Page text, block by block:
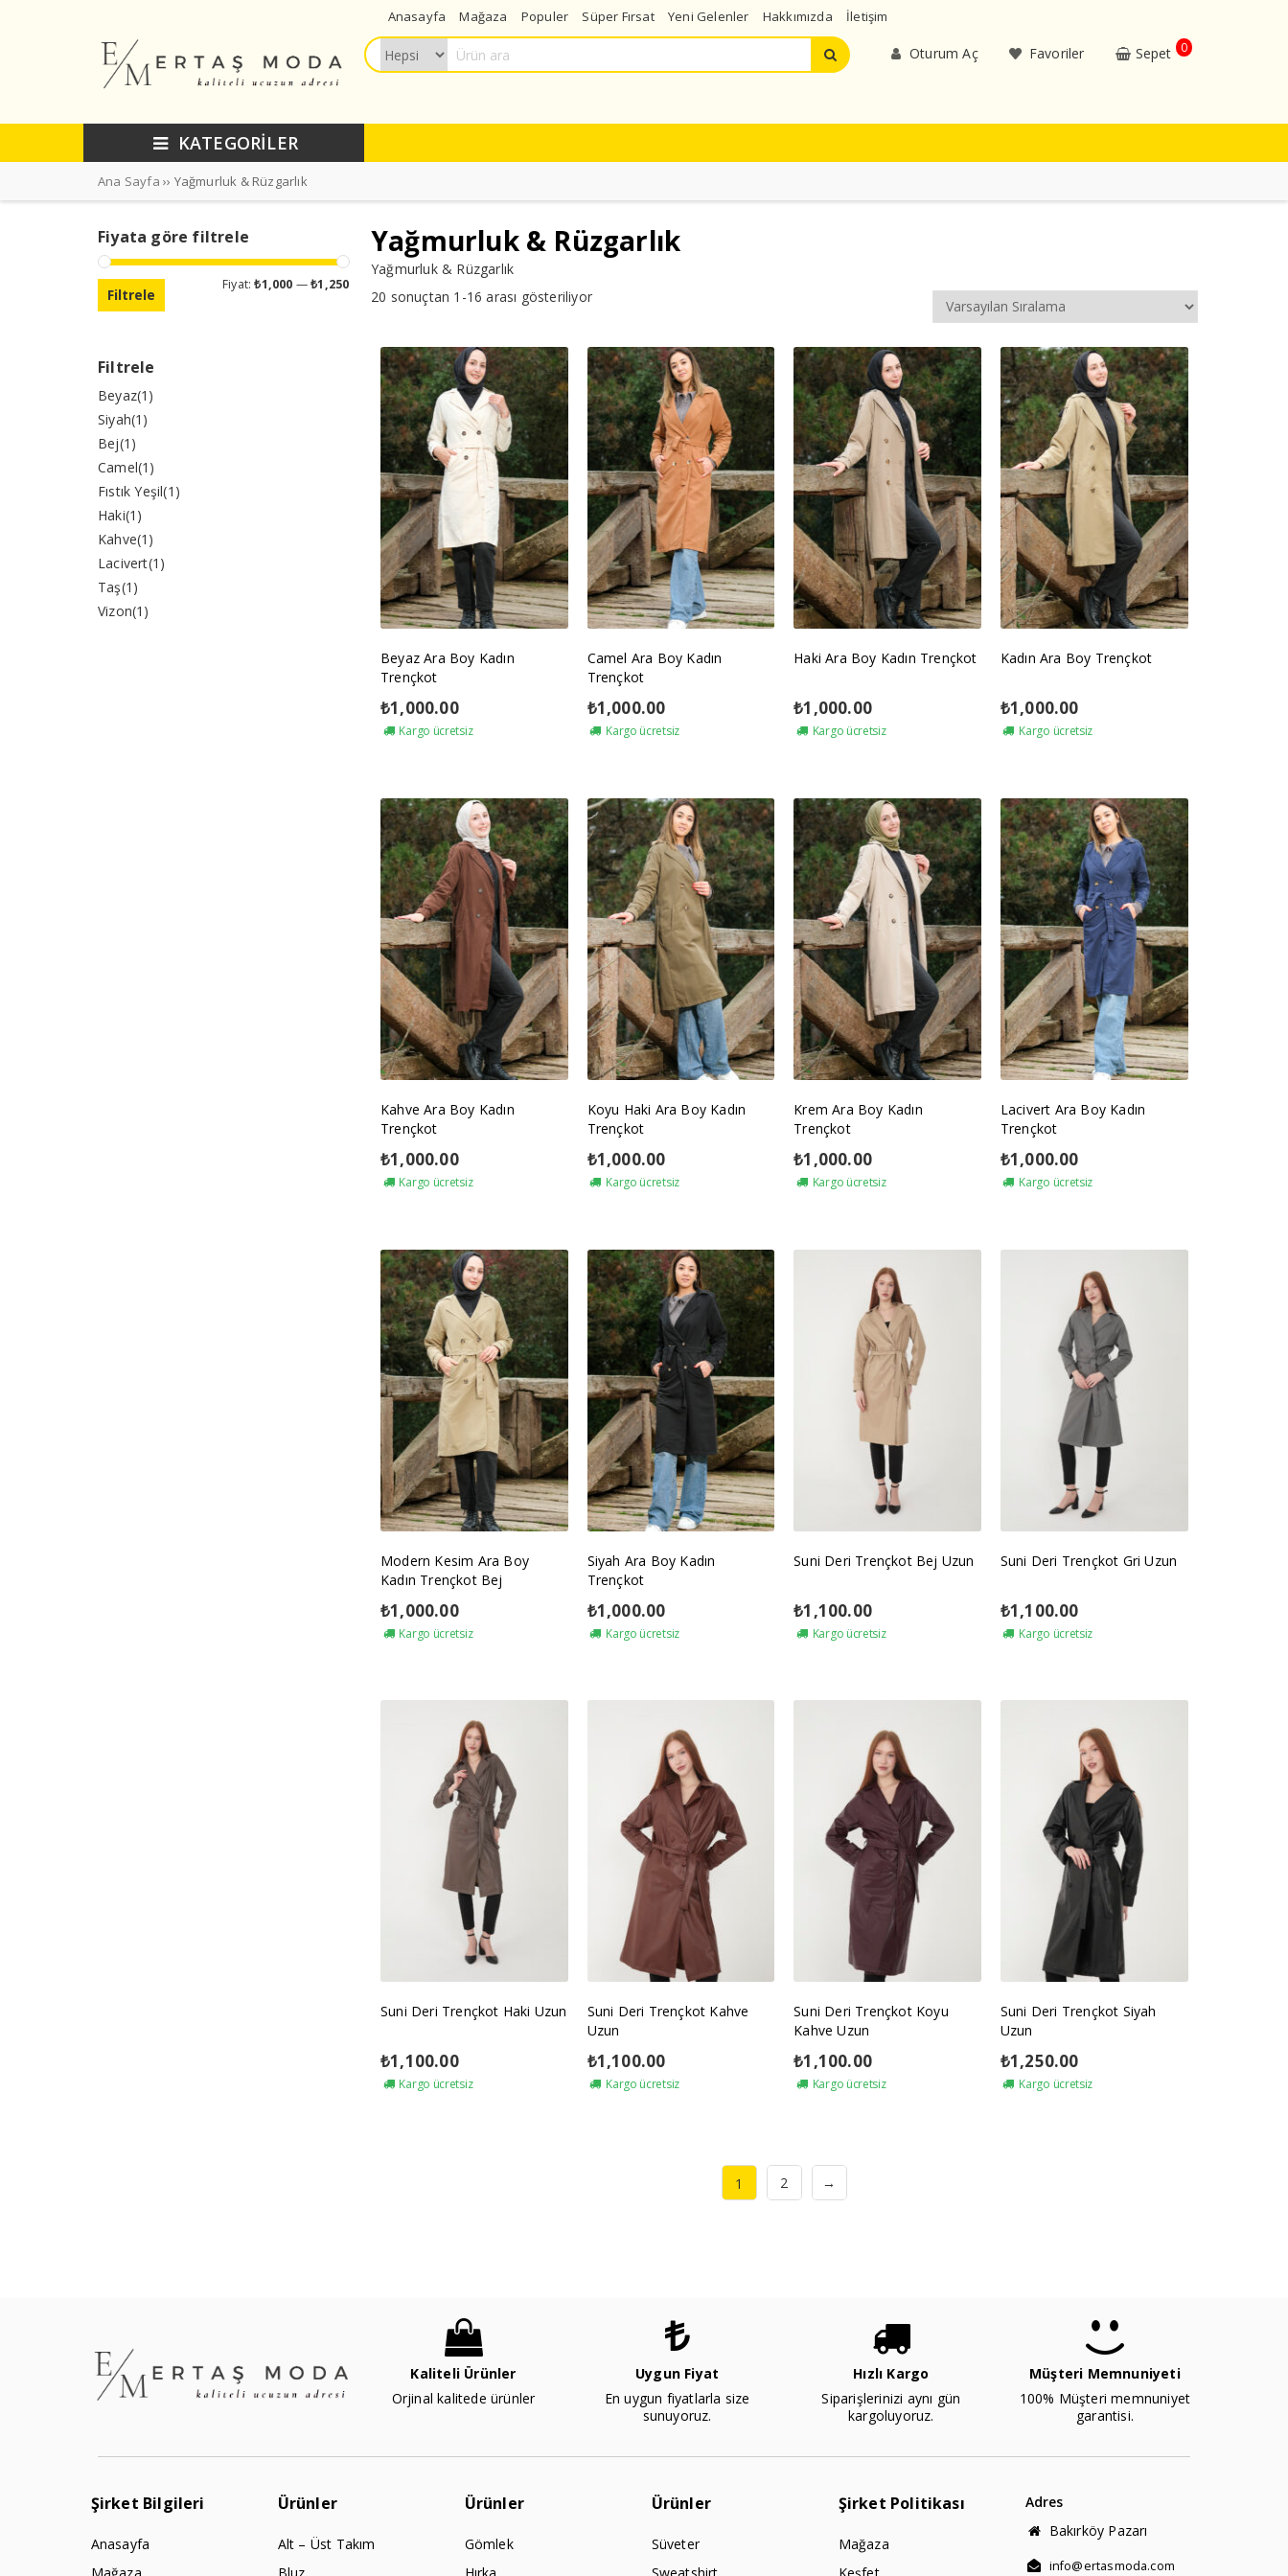
Anasayfa Mağaza Populer Süper Fırsat Yeni Gelenler Hakkımızda İletişim
Oturum Aç Favoriler Sepet 0
KATEGORİLER
Ana Sayfa ›› Yağmurluk & Rüzgarlık
Fiyata göre filtrele
En
düşük
fiyat
En
yüksek
fiyat
Filtrele
Fiyat:₺1,000 —₺1,250
Filtrele
Beyaz(1)
Siyah(1)
Bej(1)
Camel(1)
Fıstık Yeşil(1)
Haki(1)
Kahve(1)
Lacivert(1)
Taş(1)
Vizon(1)
Yağmurluk & Rüzgarlık
Yağmurluk & Rüzgarlık
20 sonuçtan 1-16 arası gösteriliyor
Beyaz Ara Boy Kadın
Trençkot
₺1,000.00
Kargo ücretsiz
Camel Ara Boy Kadın
Trençkot
₺1,000.00
Kargo ücretsiz
Haki Ara Boy Kadın Trençkot
₺1,000.00
Kargo ücretsiz
Kadın Ara Boy Trençkot
₺1,000.00
Kargo ücretsiz
Kahve Ara Boy Kadın
Trençkot
₺1,000.00
Kargo ücretsiz
Koyu Haki Ara Boy Kadın
Trençkot
₺1,000.00
Kargo ücretsiz
Krem Ara Boy Kadın
Trençkot
₺1,000.00
Kargo ücretsiz
Lacivert Ara Boy Kadın
Trençkot
₺1,000.00
Kargo ücretsiz
Modern Kesim Ara Boy
Kadın Trençkot Bej
₺1,000.00
Kargo ücretsiz
Siyah Ara Boy Kadın
Trençkot
₺1,000.00
Kargo ücretsiz
Suni Deri Trençkot Bej Uzun
₺1,100.00
Kargo ücretsiz
Suni Deri Trençkot Gri Uzun
₺1,100.00
Kargo ücretsiz
Suni Deri Trençkot Haki Uzun
₺1,100.00
Kargo ücretsiz
Suni Deri Trençkot Kahve
Uzun
₺1,100.00
Kargo ücretsiz
Suni Deri Trençkot Koyu
Kahve Uzun
₺1,100.00
Kargo ücretsiz
Suni Deri Trençkot Siyah
Uzun
₺1,250.00
Kargo ücretsiz
1 2 →
Kaliteli Ürünler
Orjinal kalitede ürünler
Uygun Fiyat
En uygun fiyatlarla size
sunuyoruz.
Hızlı Kargo
Siparişlerinizi aynı gün
kargoluyoruz.
Müşteri Memnuniyeti
100% Müşteri memnuniyet
garantisi.
Şirket Bilgileri
Anasayfa
Ürünler
Alt – Üst Takım
Ürünler
Gömlek
Ürünler
Süveter
Şirket Politikası
Mağaza
Adres
Bakırköy Pazarı
info@ertasmoda.com